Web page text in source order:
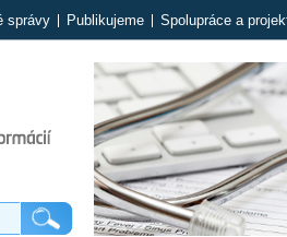
správy Publikujeme Spolupráce a